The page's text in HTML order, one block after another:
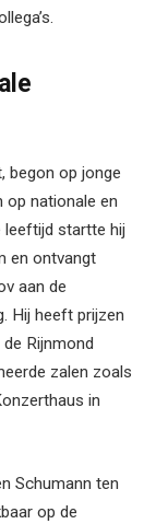
begon op jonge
op nationale en
leeftijd startte hij
en ontvangt
aan de
Hij heeft prijzen
Rijnmond
zalen zoals
in
Schumann ten
op de